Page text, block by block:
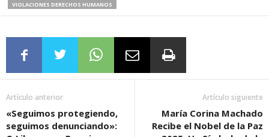
VIOLACIONES DERECHOS HUMANOS
Artículo anterior
«Seguimos protegiendo,
seguimos denunciando»:
Artículo siguiente
María Corina Machado
Recibe el Nobel de la Paz